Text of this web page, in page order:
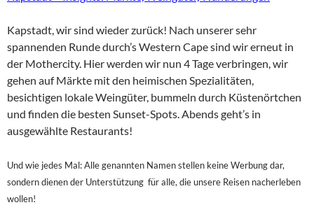
Kapstadt, wir sind wieder zurück! Nach unserer sehr
spannenden Runde durch’s Western Cape sind wir erneut in
der Mothercity. Hier werden wir nun 4 Tage verbringen, wir
gehen auf Märkte mit den heimischen Spezialitäten,
besichtigen lokale Weingüter, bummeln durch Küstenörtchen
und finden die besten Sunset-Spots. Abends geht’s in
ausgewählte Restaurants!
Und wie jedes Mal: Alle genannten Namen stellen keine Werbung dar,
sondern dienen der Unterstützung für alle, die unsere Reisen nacherleben
wollen!